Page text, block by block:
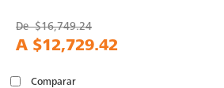
De$16,749.24
A $12,729.42
Comparar